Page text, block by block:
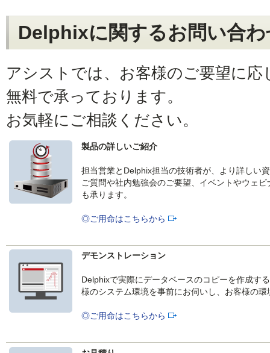
Delphixに関するお問い合わ
アシストでは、お客様のご要望に
無料で承っております。
お気軽にご相談ください。
製品の詳しいご紹介
担当営業とDelphix担当の技術者が、より詳しい
ご質問や社内勉強会のご要望、イベントやウェ
も承ります。
◎ご用命はこちらから
デモンストレーション
Delphixで実際にデータベースのコピーを作成す
様のシステム環境を事前にお伺いし、お客様の
◎ご用命はこちらから